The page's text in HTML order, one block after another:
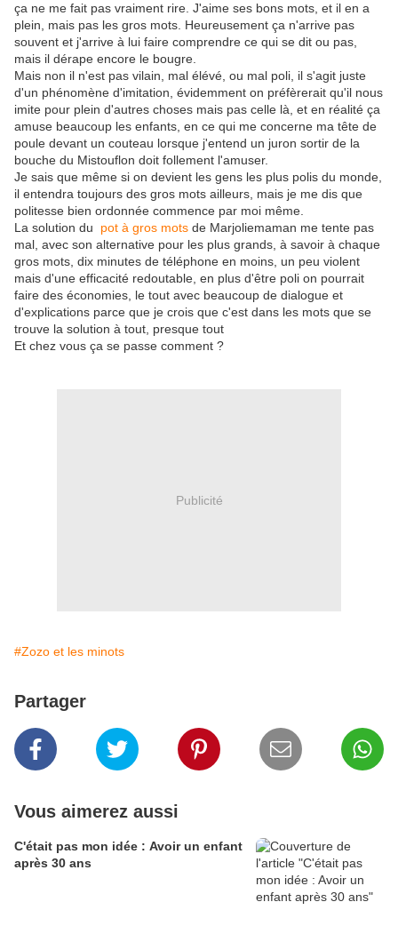
ça ne me fait pas vraiment rire. J'aime ses bons mots, et il en a
plein, mais pas les gros mots. Heureusement ça n'arrive pas
souvent et j'arrive à lui faire comprendre ce qui se dit ou pas,
mais il dérape encore le bougre.
Mais non il n'est pas vilain, mal élévé, ou mal poli, il s'agit juste
d'un phénomène d'imitation, évidemment on préfèrerait qu'il nous
imite pour plein d'autres choses mais pas celle là, et en réalité ça
amuse beaucoup les enfants, en ce qui me concerne ma tête de
poule devant un couteau lorsque j'entend un juron sortir de la
bouche du Mistouflon doit follement l'amuser.
Je sais que même si on devient les gens les plus polis du monde,
il entendra toujours des gros mots ailleurs, mais je me dis que
politesse bien ordonnée commence par moi même.
La solution du pot à gros mots de Marjoliemaman me tente pas
mal, avec son alternative pour les plus grands, à savoir à chaque
gros mots, dix minutes de téléphone en moins, un peu violent
mais d'une efficacité redoutable, en plus d'être poli on pourrait
faire des économies, le tout avec beaucoup de dialogue et
d'explications parce que je crois que c'est dans les mots que se
trouve la solution à tout, presque tout
Et chez vous ça se passe comment ?
Publicité
#Zozo et les minots
Partager
Vous aimerez aussi
C'était pas mon idée : Avoir un enfant
après 30 ans